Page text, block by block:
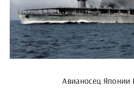
Авианосец Японии